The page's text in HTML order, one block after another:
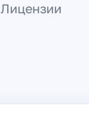
Лицензии